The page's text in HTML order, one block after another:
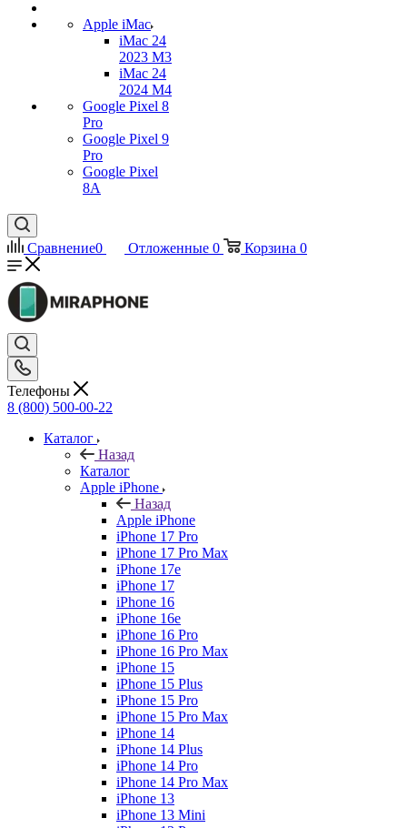
Apple iMac
iMac 24
2023 M3
iMac 24
2024 M4
Google Pixel 8
Pro
Google Pixel 9
Pro
Google Pixel
8A
Сравнение0 Отложенные 0 Корзина 0
Телефоны
8 (800) 500-00-22
Каталог
Назад
Каталог
Apple iPhone
Назад
Apple iPhone
iPhone 17 Pro
iPhone 17 Pro Max
iPhone 17e
iPhone 17
iPhone 16
iPhone 16e
iPhone 16 Pro
iPhone 16 Pro Max
iPhone 15
iPhone 15 Plus
iPhone 15 Pro
iPhone 15 Pro Max
iPhone 14
iPhone 14 Plus
iPhone 14 Pro
iPhone 14 Pro Max
iPhone 13
iPhone 13 Mini